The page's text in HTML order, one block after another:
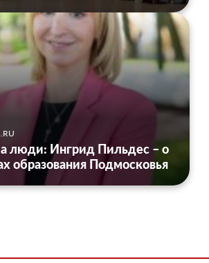
люди: Ингрид Пильдес – о
образования Подмосковья